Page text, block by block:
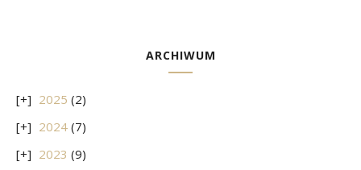
ARCHIWUM
2025 (2)
2024 (7)
2023 (9)